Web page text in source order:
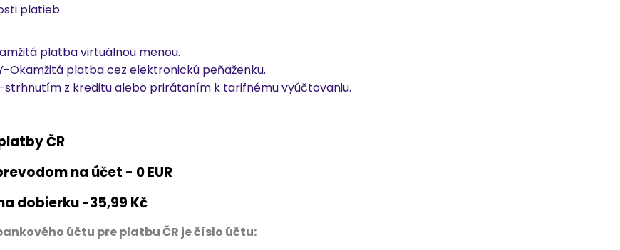
platieb
platba virtuálnou menou.
Okamžitá platba cez elektronickú peňaženku.
strhnutím z kreditu alebo prirátaním k tarifnému vyúčtovaniu.
ČR
na účet - 0 EUR
dobierku -35,99 Kč
účtu pre platbu ČR je číslo účtu: